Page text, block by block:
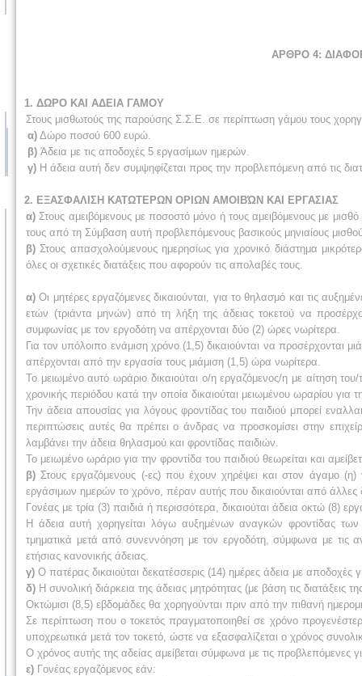
ΑΡΘΡΟ 4:
1. ΔΩΡΟ ΚΑΙ ΑΔΕΙΑ ΓΑΜΟΥ
Στους μισθωτούς της παρούσης Σ.Σ.Ε. σε περίπτωση γάμου τους
α) Δώρο ποσού 600 ευρώ.
β) Άδεια με τις αποδοχές 5 εργασίμων ημερών.
γ) Η άδεια αυτή δεν συμψηφίζεται προς την προβλεπόμενη από τις
2. ΕΞΑΣΦΑΛΙΣΗ ΚΑΤΩΤΕΡΩΝ ΟΡΙΩΝ ΑΜΟΙΒΏΝ ΚΑΙ ΕΡΓΑΣΙΑΣ
α) Στους αμειβόμενους με ποσοστό μόνο ή τους αμειβόμενους με
τους από τη Σύμβαση αυτή προβλεπόμενους βασικούς μηνιαίους
β) Στους απασχολούμενους ημερησίως για χρονικό διάστημα
όλες οι σχετικές διατάξεις που αφορούν τις απολαβές τους.
α)Οι μητέρες εργαζόμενες δικαιούνται, για το θηλασμό και τις
ετών (τριάντα μηνών) από τη λήξη της άδειας τοκετού να
συμφωνίας με τον εργοδότη να απέρχονται δύο (2) ώρες νωρίτερα.
Για τον υπόλοιπο ενάμιση χρόνο (1,5) δικαιούνται να προσέρχονται
απέρχονται από την εργασία τους μιάμιση (1,5) ώρα νωρίτερα.
Το μειωμένο αυτό ωράριο δικαιούται ο/η εργαζόμενος/η με αίτηση
χρονικής περιόδου κατά την οποία δικαιούται μειωμένου ωραρίου για
Την άδεια απουσίας για λόγους φροντίδας του παιδιού μπορεί
περιπτώσεις αυτές θα πρέπει ο άνδρας να προσκομίσει στην
λαμβάνει την άδεια θηλασμού και φροντίδας παιδιών.
Το μειωμένο ωράριο για την φροντίδα του παιδιού θεωρείται και
β) Στους εργαζόμενους (-ες) που έχουν χηρέψει και στον άγαμο (η)
εργάσιμων ημερών το χρόνο, πέραν αυτής που δικαιούνται από άλλες
Γονέας με τρία (3) παιδιά ή περισσότερα, δικαιούται άδεια οκτώ (8)
Η άδεια αυτή χορηγείται λόγω αυξημένων αναγκών φροντίδας
τμηματικά μετά από συνεννόηση με τον εργοδότη, σύμφωνα με τις
ετήσιας κανονικής άδειας.
γ) Ο πατέρας δικαιούται δεκατέσσερις (14) ημέρες άδεια με αποδοχές
δ) Η συνολική διάρκεια της άδειας μητρότητας (με βάση τις
Οκτώμισι (8,5) εβδομάδες θα χορηγούνται πριν από την πιθανή
Σε περίπτωση που ο τοκετός πραγματοποιηθεί σε χρόνο
υποχρεωτικά μετά τον τοκετό, ώστε να εξασφαλίζεται ο χρόνος
Ο χρόνος αυτής της αδείας αμείβεται σύμφωνα με τις προβλεπόμενες
ε) Γονέας εργαζόμενος εάν: